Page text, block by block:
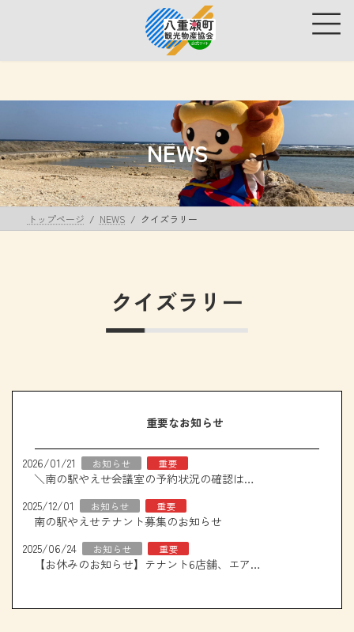
ス
プ
ン
動
NEWS
トップページ NEWS クイズラリー
クイズラリー
重要なお知らせ
2026/01/21 お知らせ 重要
＼南の駅やえせ会議室の予約状況の確認はこちら！／
2025/12/01
お知らせ 重要
南の駅やえせテナント募集のお知らせ
2025/06/24
お知らせ 重要
【お休みのお知らせ】テナント6店舗、エアコン取り換え工事について